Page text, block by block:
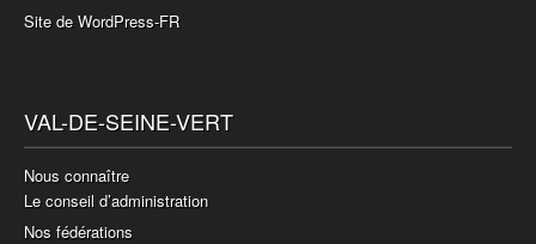
Site de WordPress-FR
VAL-DE-SEINE-VERT
Nous connaître
Le conseil d’administration
Nos fédérations